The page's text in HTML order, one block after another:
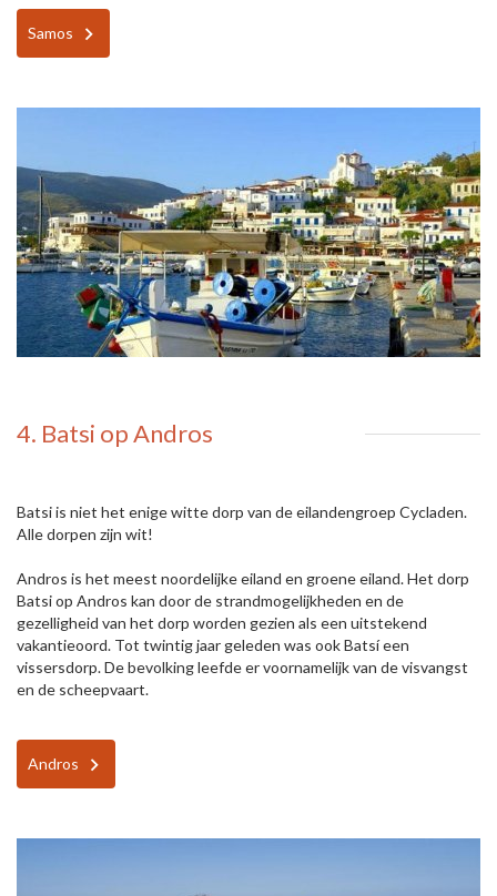
Samos
4. Batsi op Andros
Batsi is niet het enige witte dorp van de eilandengroep Cycladen.
Alle dorpen zijn wit!
Andros is het meest noordelijke eiland en groene eiland. Het dorp
Batsi op Andros kan door de strandmogelijkheden en de
gezelligheid van het dorp worden gezien als een uitstekend
vakantieoord. Tot twintig jaar geleden was ook Batsí een
vissersdorp. De bevolking leefde er voornamelijk van de visvangst
en de scheepvaart.
Andros